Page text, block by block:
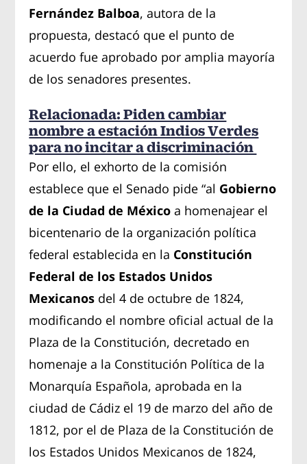
Fernández Balboa, autora de la
propuesta, destacó que el punto de
acuerdo fue aprobado por amplia mayoría
de los senadores presentes.
Relacionada: Piden cambiar
nombre a estación Indios Verdes
para no incitar a discriminación
Por ello, el exhorto de la comisión
establece que el Senado pide “al Gobierno
de la Ciudad de Méxicoa homenajear el
bicentenario de la organización política
federal establecida en la Constitución
Federal de los Estados Unidos
Mexicanos del 4 de octubre de 1824,
modificando el nombre oficial actual de la
Plaza de la Constitución, decretado en
homenaje a la Constitución Política de la
Monarquía Española, aprobada en la
ciudad de Cádiz el 19 de marzo del año de
1812, por el de Plaza de la Constitución de
los Estados Unidos Mexicanos de 1824,